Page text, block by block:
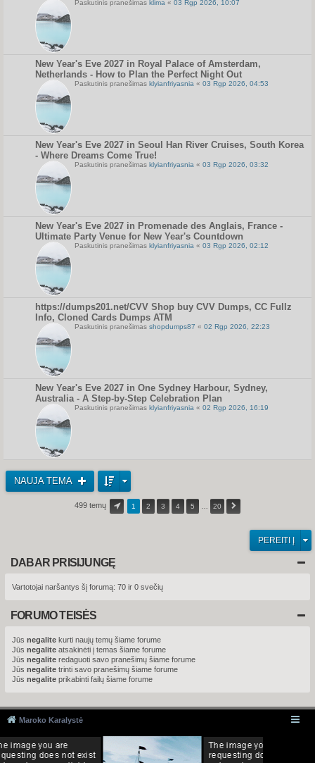
Paskutinis pranešimas klima « 03 Rgp 2026, 10:07
New Year's Eve 2027 in Royal Palace of Amsterdam,
Netherlands - How to Plan the Perfect Night Out
Paskutinis pranešimas klyianfriyasnia « 03 Rgp 2026, 04:53
New Year's Eve 2027 in Seoul Han River Cruises, South Korea
- Where Dreams Come True!
Paskutinis pranešimas klyianfriyasnia « 03 Rgp 2026, 03:32
New Year's Eve 2027 in Promenade des Anglais, France -
Ultimate Party Venue for New Year's Countdown
Paskutinis pranešimas klyianfriyasnia « 03 Rgp 2026, 02:12
https://dumps201.net/CVV Shop buy CVV Dumps, CC Fullz
Info, Cloned Cards Dumps ATM
Paskutinis pranešimas shopdumps87 « 02 Rgp 2026, 22:23
New Year's Eve 2027 in One Sydney Harbour, Sydney,
Australia - A Step-by-Step Celebration Plan
Paskutinis pranešimas klyianfriyasnia « 02 Rgp 2026, 16:19
NAUJA TEMA
499 temų 1 2 3 4 5 20
PEREITI Į
DABAR PRISIJUNGĘ
Vartotojai naršantys šį forumą: 70 ir 0 svečių
FORUMO TEISĖS
Jūs negalite kurti naujų temų šiame forume
Jūs negalite atsakinėti į temas šiame forume
Jūs negalite redaguoti savo pranešimų šiame forume
Jūs negalite trinti savo pranešimų šiame forume
Jūs negalite prikabinti failų šiame forume
Maroko Karalystė